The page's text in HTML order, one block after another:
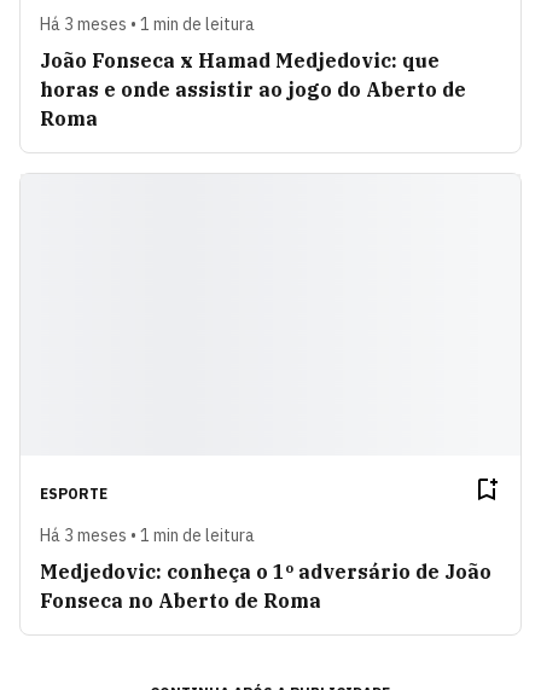
Há 3 meses • 1 min de leitura
João Fonseca x Hamad Medjedovic: que
horas e onde assistir ao jogo do Aberto de
Roma
ESPORTE
Há 3 meses • 1 min de leitura
Medjedovic: conheça o 1º adversário de João
Fonseca no Aberto de Roma